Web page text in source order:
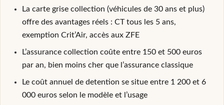
La carte grise collection (véhicules de 30 ans et plus)
offre des avantages réels : CT tous les 5 ans,
exemption Crit’Air, accès aux ZFE
L’assurance collection coûte entre 150 et 500 euros
par an, bien moins cher que l’assurance classique
Le coût annuel de detention se situe entre 1 200 et 6
000 euros selon le modèle et l’usage